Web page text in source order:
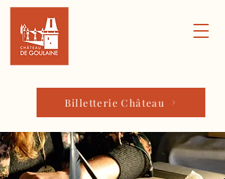
Billetterie Château